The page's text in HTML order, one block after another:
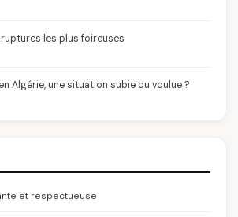
les plus foireuses
Algérie, une situation subie ou voulue ?
et respectueuse